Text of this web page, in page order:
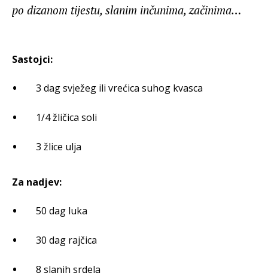
po dizanom tijestu, slanim inčunima, začinima…
Sastojci:
3 dag svježeg ili vrećica suhog kvasca
1/4 žličica soli
3 žlice ulja
Za nadjev:
50 dag luka
30 dag rajčica
8 slanih srdela